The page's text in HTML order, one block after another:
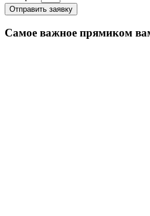
Отправить заявку
Самое важное прямиком